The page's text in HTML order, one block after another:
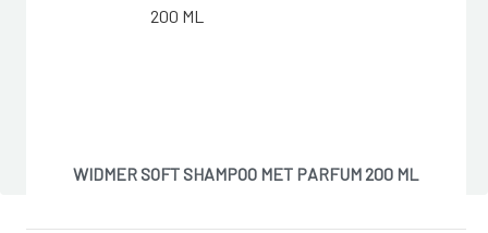
WIDMER SOFT SHAMPOO MET PARFUM 200 ML